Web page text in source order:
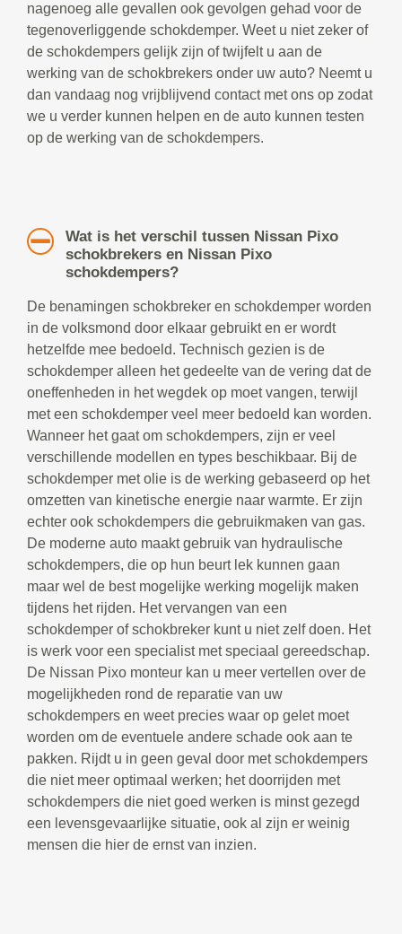
nagenoeg alle gevallen ook gevolgen gehad voor de
tegenoverliggende schokdemper. Weet u niet zeker of
de schokdempers gelijk zijn of twijfelt u aan de
werking van de schokbrekers onder uw auto? Neemt u
dan vandaag nog vrijblijvend contact met ons op zodat
we u verder kunnen helpen en de auto kunnen testen
op de werking van de schokdempers.
Wat is het verschil tussen Nissan Pixo
schokbrekers en Nissan Pixo
schokdempers?
De benamingen schokbreker en schokdemper worden
in de volksmond door elkaar gebruikt en er wordt
hetzelfde mee bedoeld. Technisch gezien is de
schokdemper alleen het gedeelte van de vering dat de
oneffenheden in het wegdek op moet vangen, terwijl
met een schokdemper veel meer bedoeld kan worden.
Wanneer het gaat om schokdempers, zijn er veel
verschillende modellen en types beschikbaar. Bij de
schokdemper met olie is de werking gebaseerd op het
omzetten van kinetische energie naar warmte. Er zijn
echter ook schokdempers die gebruikmaken van gas.
De moderne auto maakt gebruik van hydraulische
schokdempers, die op hun beurt lek kunnen gaan
maar wel de best mogelijke werking mogelijk maken
tijdens het rijden. Het vervangen van een
schokdemper of schokbreker kunt u niet zelf doen. Het
is werk voor een specialist met speciaal gereedschap.
De Nissan Pixo monteur kan u meer vertellen over de
mogelijkheden rond de reparatie van uw
schokdempers en weet precies waar op gelet moet
worden om de eventuele andere schade ook aan te
pakken. Rijdt u in geen geval door met schokdempers
die niet meer optimaal werken; het doorrijden met
schokdempers die niet goed werken is minst gezegd
een levensgevaarlijke situatie, ook al zijn er weinig
mensen die hier de ernst van inzien.